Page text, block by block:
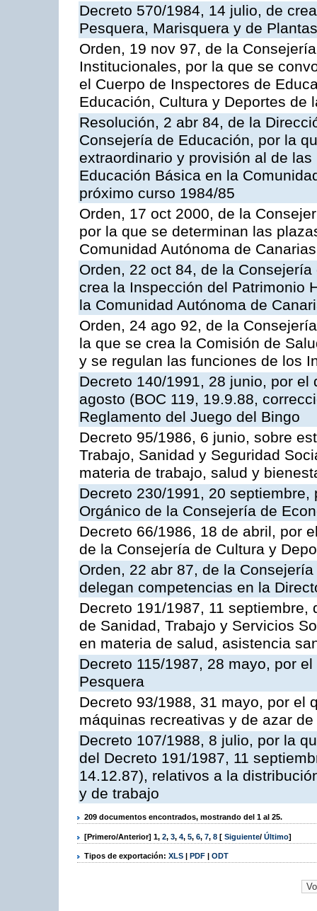
Decreto 570/1984, 14 julio, de
Pesquera, Marisquera y de
Orden, 19 nov 97, de la
Institucionales, por la que se
el Cuerpo de Inspectores de
Educación, Cultura y Deportes de
Resolución, 2 abr 84, de la
Consejería de Educación, por la
extraordinario y provisión al de
Educación Básica en la
próximo curso 1984/85
Orden, 17 oct 2000, de la
por la que se determinan las
Comunidad Autónoma de Canarias
Orden, 22 oct 84, de la
crea la Inspección del Patrimonio
la Comunidad Autónoma de
Orden, 24 ago 92, de la
la que se crea la Comisión de
y se regulan las funciones de los
Decreto 140/1991, 28 junio, por
agosto (BOC 119, 19.9.88,
Reglamento del Juego del Bingo
Decreto 95/1986, 6 junio, sobre
Trabajo, Sanidad y Seguridad
materia de trabajo, salud y
Decreto 230/1991, 20
Orgánico de la Consejería de
Decreto 66/1986, 18 de abril, por
de la Consejería de Cultura y
Orden, 22 abr 87, de la
delegan competencias en la
Decreto 191/1987, 11
de Sanidad, Trabajo y Servicios
en materia de salud, asistencia
Decreto 115/1987, 28 mayo, por
Pesquera
Decreto 93/1988, 31 mayo, por el
máquinas recreativas y de azar
Decreto 107/1988, 8 julio, por la
del Decreto 191/1987, 11
14.12.87), relativos a la
y de trabajo
209 documentos encontrados, mostrando del 1 al 25.
[Primero/Anterior] 1, 2, 3, 4, 5, 6, 7, 8 [ Siguiente/ Último]
Tipos de exportación: XLS | PDF | ODT